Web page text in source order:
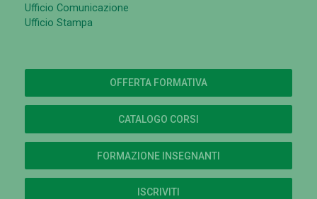
Ufficio Comunicazione
Ufficio Stampa
OFFERTA FORMATIVA
CATALOGO CORSI
FORMAZIONE INSEGNANTI
ISCRIVITI